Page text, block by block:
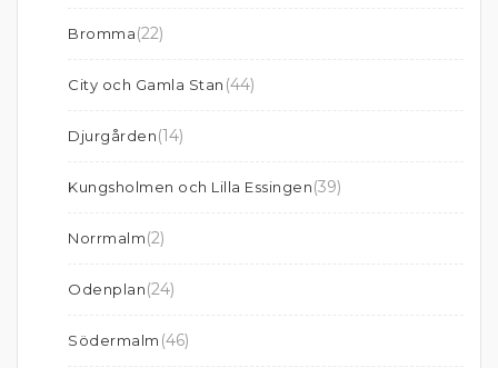
Bromma(22)
City och Gamla Stan (44)
Djurgården(14)
Kungsholmen och Lilla Essingen(39)
Norrmalm(2)
Odenplan(24)
Södermalm (46)